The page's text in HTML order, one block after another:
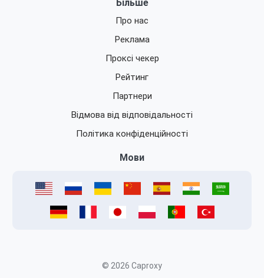
Більше
Про нас
Реклама
Проксі чекер
Рейтинг
Партнери
Відмова від відповідальності
Політика конфіденційності
Мови
© 2026 Caproxy